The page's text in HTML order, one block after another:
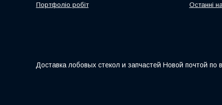
Портфоліо робіт Останні
Доставка лобовых стекол и запчастей Новой почтой по